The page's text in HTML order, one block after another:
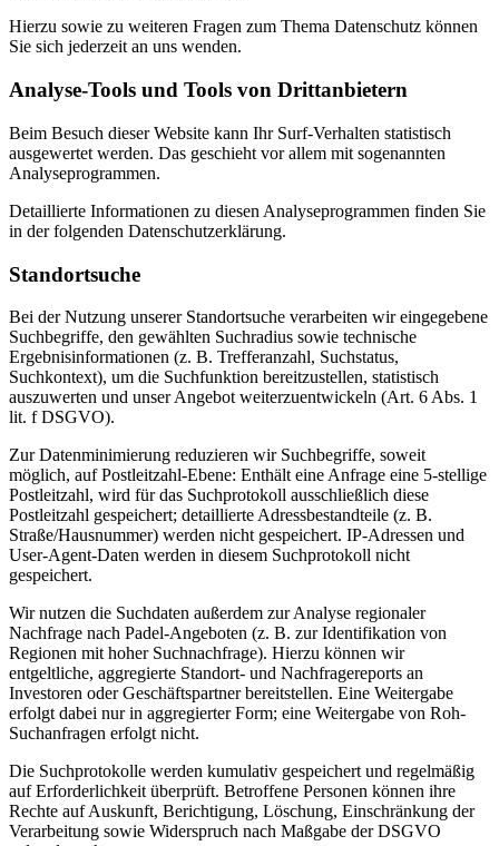
Hierzu sowie zu weiteren Fragen zum Thema Datenschutz können
Sie sich jederzeit an uns wenden.
Analyse-Tools und Tools von Drittanbietern
Beim Besuch dieser Website kann Ihr Surf-Verhalten statistisch
ausgewertet werden. Das geschieht vor allem mit sogenannten
Analyseprogrammen.
Detaillierte Informationen zu diesen Analyseprogrammen finden Sie
in der folgenden Datenschutzerklärung.
Standortsuche
Bei der Nutzung unserer Standortsuche verarbeiten wir eingegebene
Suchbegriffe, den gewählten Suchradius sowie technische
Ergebnisinformationen (z. B. Trefferanzahl, Suchstatus,
Suchkontext), um die Suchfunktion bereitzustellen, statistisch
auszuwerten und unser Angebot weiterzuentwickeln (Art. 6 Abs. 1
lit. f DSGVO).
Zur Datenminimierung reduzieren wir Suchbegriffe, soweit
möglich, auf Postleitzahl-Ebene: Enthält eine Anfrage eine 5-stellige
Postleitzahl, wird für das Suchprotokoll ausschließlich diese
Postleitzahl gespeichert; detaillierte Adressbestandteile (z. B.
Straße/Hausnummer) werden nicht gespeichert. IP-Adressen und
User-Agent-Daten werden in diesem Suchprotokoll nicht
gespeichert.
Wir nutzen die Suchdaten außerdem zur Analyse regionaler
Nachfrage nach Padel-Angeboten (z. B. zur Identifikation von
Regionen mit hoher Suchnachfrage). Hierzu können wir
entgeltliche, aggregierte Standort- und Nachfragereports an
Investoren oder Geschäftspartner bereitstellen. Eine Weitergabe
erfolgt dabei nur in aggregierter Form; eine Weitergabe von Roh-
Suchanfragen erfolgt nicht.
Die Suchprotokolle werden kumulativ gespeichert und regelmäßig
auf Erforderlichkeit überprüft. Betroffene Personen können ihre
Rechte auf Auskunft, Berichtigung, Löschung, Einschränkung der
Verarbeitung sowie Widerspruch nach Maßgabe der DSGVO